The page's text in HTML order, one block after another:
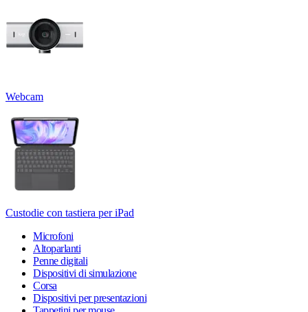
Webcam
Custodie con tastiera per iPad
Microfoni
Altoparlanti
Penne digitali
Dispositivi di simulazione
Corsa
Dispositivi per presentazioni